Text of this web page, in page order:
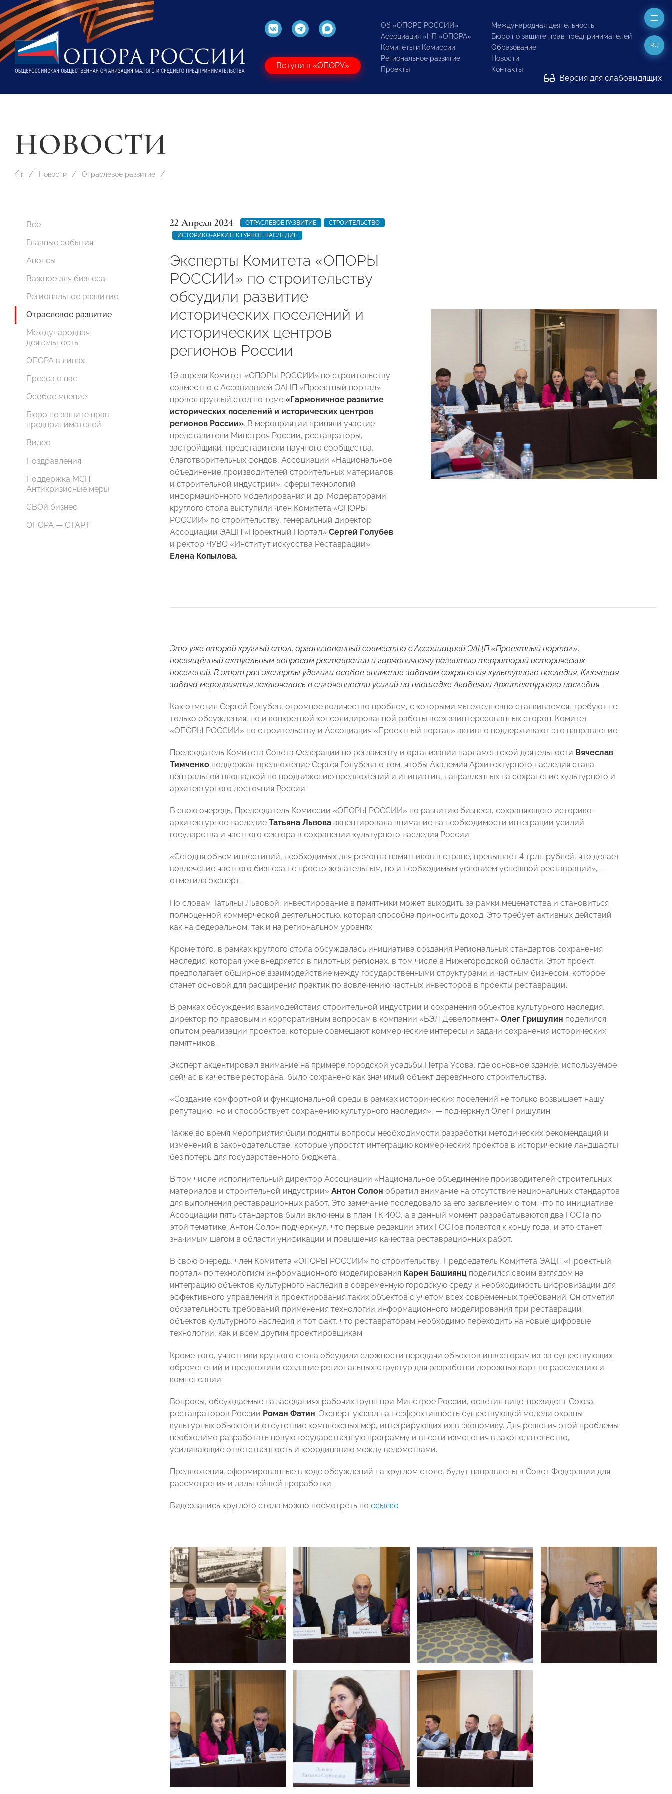
Вступи в «ОПОРУ»
Об «ОПОРЕ РОССИИ»
Ассоциация «НП «ОПОРА»
Комитеты и Комиссии
Региональное развитие
Проекты
Международная деятельность
Бюро по защите прав предпринимателей
Образование
Новости
Контакты
Версия для слабовидящих
RU
НОВОСТИ
Новости Отраслевое развитие
Все
Главные события
Анонсы
Важное для бизнеса
Региональное развитие
Отраслевое развитие
Международная
деятельность
ОПОРА в лицах
Пресса о нас
Особое мнение
Бюро по защите прав
предпринимателей
Видео
Поздравления
Поддержка МСП.
Антикризисные меры
СВОй бизнес
ОПОРА — СТАРТ
22 Апреля 2024 ОТРАСЛЕВОЕ РАЗВИТИЕ
СТРОИТЕЛЬСТВО
ИСТОРИКО-АРХИТЕКТУРНОЕ НАСЛЕДИЕ
Эксперты Комитета «ОПОРЫ
РОССИИ» по строительству
обсудили развитие
исторических поселений и
исторических центров
регионов России
19 апреля Комитет «ОПОРЫ РОССИИ» по строительству
совместно с Ассоциацией ЭАЦП «Проектный портал»
провел круглый стол по теме «Гармоничное развитие
исторических поселений и исторических центров
регионов России». В мероприятии приняли участие
представители Минстроя России, реставраторы,
застройщики, представители научного сообщества,
благотворительных фондов, Ассоциации «Национальное
объединение производителей строительных материалов
и строительной индустрии», сферы технологий
информационного моделирования и др. Модераторами
круглого стола выступили член Комитета «ОПОРЫ
РОССИИ» по строительству, генеральный директор
Ассоциации ЭАЦП «Проектный Портал» Сергей Голубев
и ректор ЧУВО «Институт искусства Реставрации»
Елена Копылова.
Это уже второй круглый стол, организованный совместно с Ассоциацией ЭАЦП «Проектный портал»,
посвящённый актуальным вопросам реставрации и гармоничному развитию территорий исторических
поселений. В этот раз эксперты уделили особое внимание задачам сохранения культурного наследия. Ключевая
задача мероприятия заключалась в сплоченности усилий на площадке Академии Архитектурного наследия.
Как отметил Сергей Голубев, огромное количество проблем, с которыми мы ежедневно сталкиваемся, требуют не
только обсуждения, но и конкретной консолидированной работы всех заинтересованных сторон. Комитет
«ОПОРЫ РОССИИ» по строительству и Ассоциация «Проектный портал» активно поддерживают это направление.
Председатель Комитета Совета Федерации по регламенту и организации парламентской деятельности Вячеслав
Тимченко поддержал предложение Сергея Голубева о том, чтобы Академия Архитектурного наследия стала
центральной площадкой по продвижению предложений и инициатив, направленных на сохранение культурного и
архитектурного достояния России.
В свою очередь, Председатель Комиссии «ОПОРЫ РОССИИ» по развитию бизнеса, сохраняющего историко-
архитектурное наследие Татьяна Львова акцентировала внимание на необходимости интеграции усилий
государства и частного сектора в сохранении культурного наследия России.
«Сегодня объем инвестиций, необходимых для ремонта памятников в стране, превышает 4 трлн рублей, что делает
вовлечение частного бизнеса не просто желательным, но и необходимым условием успешной реставрации», —
отметила эксперт.
По словам Татьяны Львовой, инвестирование в памятники может выходить за рамки меценатства и становиться
полноценной коммерческой деятельностью, которая способна приносить доход. Это требует активных действий
как на федеральном, так и на региональном уровнях.
Кроме того, в рамках круглого стола обсуждалась инициатива создания Региональных стандартов сохранения
наследия, которая уже внедряется в пилотных регионах, в том числе в Нижегородской области. Этот проект
предполагает обширное взаимодействие между государственными структурами и частным бизнесом, которое
станет основой для расширения практик по вовлечению частных инвесторов в проекты реставрации.
В рамках обсуждения взаимодействия строительной индустрии и сохранения объектов культурного наследия,
директор по правовым и корпоративным вопросам в компании «БЭЛ Девелопмент» Олег Гришулин поделился
опытом реализации проектов, которые совмещают коммерческие интересы и задачи сохранения исторических
памятников.
Эксперт акцентировал внимание на примере городской усадьбы Петра Усова, где основное здание, используемое
сейчас в качестве ресторана, было сохранено как значимый объект деревянного строительства.
«Создание комфортной и функциональной среды в рамках исторических поселений не только возвышает нашу
репутацию, но и способствует сохранению культурного наследия», — подчеркнул Олег Гришулин.
Также во время мероприятия были подняты вопросы необходимости разработки методических рекомендаций и
изменений в законодательстве, которые упростят интеграцию коммерческих проектов в исторические ландшафты
без потерь для государственного бюджета.
В том числе исполнительный директор Ассоциации «Национальное объединение производителей строительных
материалов и строительной индустрии» Антон Солон обратил внимание на отсутствие национальных стандартов
для выполнения реставрационных работ. Это замечание последовало за его заявлением о том, что по инициативе
Ассоциации пять стандартов были включены в план ТК 400, а в данный момент разрабатываются два ГОСТа по
этой тематике. Антон Солон подчеркнул, что первые редакции этих ГОСТов появятся к концу года, и это станет
значимым шагом в области унификации и повышения качества реставрационных работ.
В свою очередь, член Комитета «ОПОРЫ РОССИИ» по строительству, Председатель Комитета ЭАЦП «Проектный
портал» по технологиям информационного моделирования Карен Башиянц поделился своим взглядом на
интеграцию объектов культурного наследия в современную городскую среду и необходимость цифровизации для
эффективного управления и проектирования таких объектов с учетом всех современных требований. Он отметил
обязательность требований применения технологии информационного моделирования при реставрации
объектов культурного наследия и тот факт, что реставраторам необходимо переходить на новые цифровые
технологии, как и всем другим проектировщикам.
Кроме того, участники круглого стола обсудили сложности передачи объектов инвесторам из-за существующих
обременений и предложили создание региональных структур для разработки дорожных карт по расселению и
компенсации.
Вопросы, обсуждаемые на заседаниях рабочих групп при Минстрое России, осветил вице-президент Союза
реставраторов России Роман Фатин. Эксперт указал на неэффективность существующей модели охраны
культурных объектов и отсутствие комплексных мер, интегрирующих их в экономику. Для решения этой проблемы
необходимо разработать новую государственную программу и внести изменения в законодательство,
усиливающие ответственность и координацию между ведомствами.
Предложения, сформированные в ходе обсуждений на круглом столе, будут направлены в Совет Федерации для
рассмотрения и дальнейшей проработки.
Видеозапись круглого стола можно посмотреть по ссылке.